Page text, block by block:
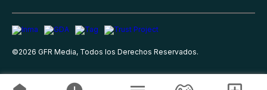
©2026 GFR Media, Todos los Derechos Reservados.